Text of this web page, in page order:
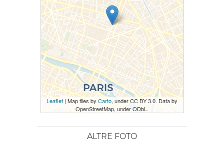
Leaflet | Map tiles byCarto, under CC BY 3.0. Data by
OpenStreetMap, under ODbL.
ALTRE FOTO